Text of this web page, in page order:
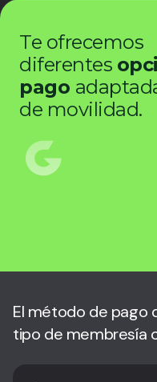
Te ofrecemos
diferentes
pago
de movilidad.
El método de pago
tipo de membresía